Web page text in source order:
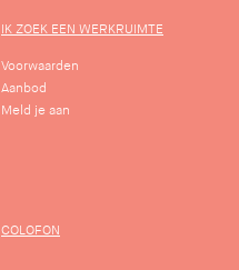
IK ZOEK EEN WERKRUIMTE
Voorwaarden
Aanbod
Meld je aan
COLOFON